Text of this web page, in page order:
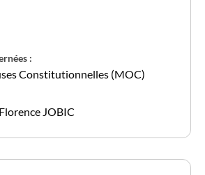
:
Constitutionnelles (MOC)
JOBIC